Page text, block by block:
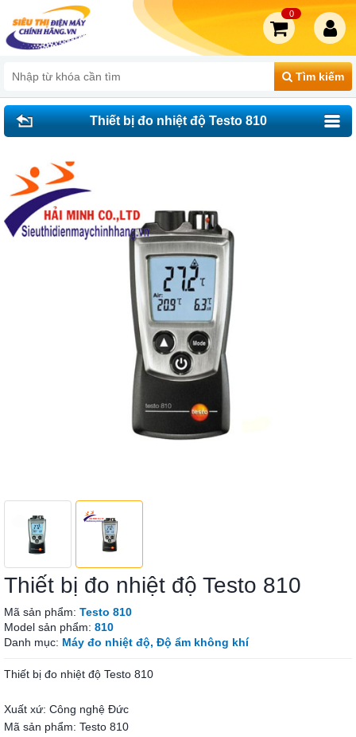
Tìm kiếm
0
Thiết bị đo nhiệt độ Testo 810
Thiết bị đo nhiệt độ Testo 810
Mã sản phẩm: Testo 810
Model sản phẩm: 810
Danh mục: Máy đo nhiệt độ, Độ ẩm không khí
Thiết bị đo nhiệt độ Testo 810
Xuất xứ: Công nghệ Đức
Mã sản phẩm: Testo 810